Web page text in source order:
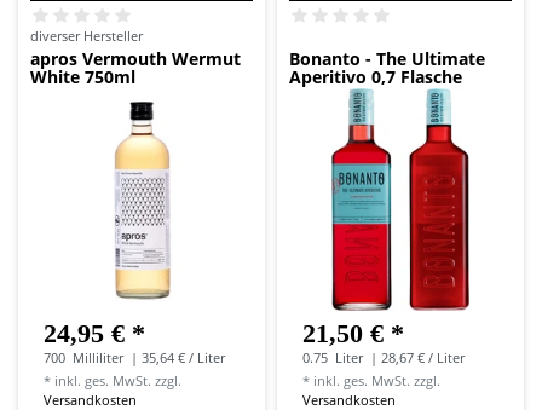
diverser Hersteller
apros Vermouth Wermut
White 750ml
24,95 € *
700 Milliliter | 35,64 € / Liter
* inkl. ges. MwSt. zzgl.
Versandkosten
Bonanto - The Ultimate
Aperitivo 0,7 Flasche
21,50 € *
0.75 Liter | 28,67 € / Liter
* inkl. ges. MwSt. zzgl.
Versandkosten